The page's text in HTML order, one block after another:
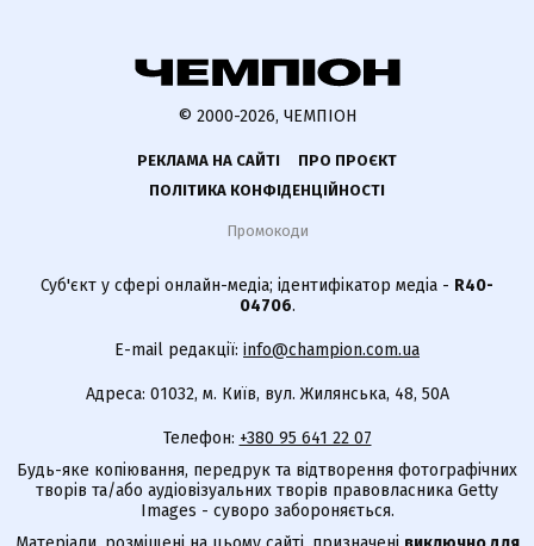
© 2000-2026, ЧЕМПІОН
РЕКЛАМА НА САЙТІ
ПРО ПРОЄКТ
ПОЛІТИКА КОНФІДЕНЦІЙНОСТІ
Промокоди
Суб'єкт у сфері онлайн-медіа; ідентифікатор медіа - R40-
04706.
E-mail редакції: info@champion.com.ua
Адреса: 01032, м. Київ, вул. Жилянська, 48, 50А
Телефон: +380 95 641 22 07
Будь-яке копіювання, передрук та відтворення фотографічних
творів та/або аудіовізуальних творів правовласника Getty
Images - суворо забороняється.